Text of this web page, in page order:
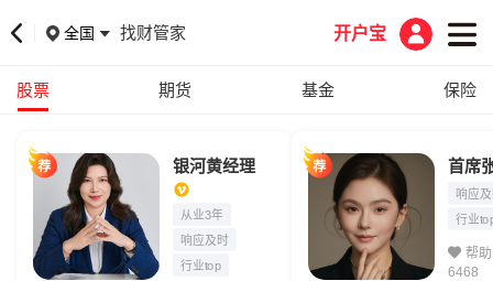
全国 找财管家 开户宝
股票 期货 基金 保险
银河黄经理
从业3年
响应及时
行业top
首席
响应
行业
帮助
6468